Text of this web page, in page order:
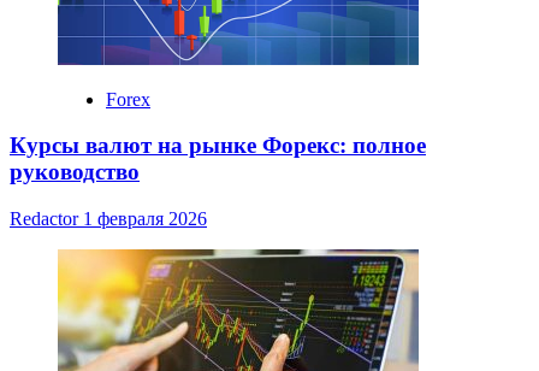
Forex
Курсы валют на рынке Форекс: полное
руководство
Redactor 1 февраля 2026